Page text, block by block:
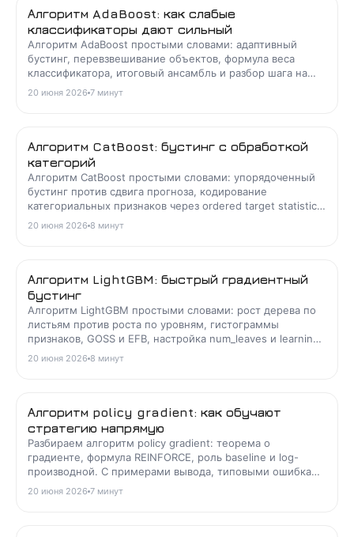
Алгоритм AdaBoost: как слабые
классификаторы дают сильный
Алгоритм AdaBoost простыми словами: адаптивный
бустинг, перевзвешивание объектов, формула веса
классификатора, итоговый ансамбль и разбор шага на
примере с формулами.
20 июня 2026 7 минут
Алгоритм CatBoost: бустинг с обработкой
категорий
Алгоритм CatBoost простыми словами: упорядоченный
бустинг против сдвига прогноза, кодирование
категориальных признаков через ordered target statistics,
симметричные деревья и разбор типовых задач.
20 июня 2026 8 минут
Алгоритм LightGBM: быстрый градиентный
бустинг
Алгоритм LightGBM простыми словами: рост дерева по
листьям против роста по уровням, гистограммы
признаков, GOSS и EFB, настройка num_leaves и learning
rate, борьба с переобучением и разбор задач.
20 июня 2026 8 минут
Алгоритм policy gradient: как обучают
стратегию напрямую
Разбираем алгоритм policy gradient: теорема о
градиенте, формула REINFORCE, роль baseline и log-
производной. С примерами вывода, типовыми ошибками
и интерактивным расчётом сходимости.
20 июня 2026 7 минут